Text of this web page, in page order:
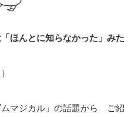
ほんとに知らなかった」みた
マジカル」の話題から ご紹